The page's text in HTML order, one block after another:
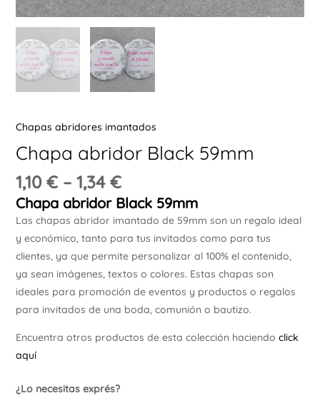
Chapas abridores imantados
Chapa abridor Black 59mm
1,10 €– 1,34 €
Chapa abridor Black 59mm
Las chapas abridor imantado de 59mm son un regalo ideal
y económico, tanto para tus invitados como para tus
clientes, ya que permite personalizar al 100% el contenido,
ya sean imágenes, textos o colores. Estas chapas son
ideales para promoción de eventos y productos o regalos
para invitados de una boda, comunión o bautizo.
Encuentra otros productos de esta colección haciendo click
aquí
¿Lo necesitas exprés?